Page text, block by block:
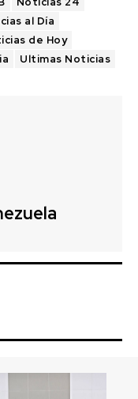
al Día
de Hoy
Ultimas Noticias